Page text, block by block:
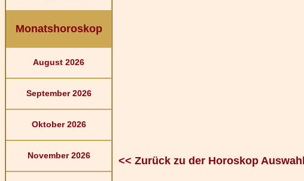
Monatshoroskop
August 2026
September 2026
Oktober 2026
November 2026 << Zurück zu der Horoskop